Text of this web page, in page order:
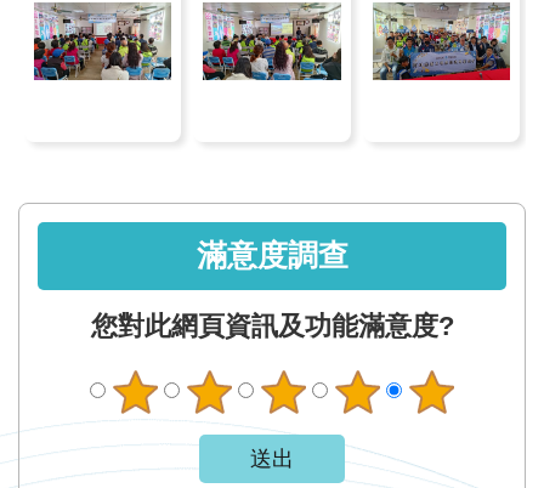
答
廉
性
專
English
RSS
滿意度調查
您對此網頁資訊及功能滿意度?